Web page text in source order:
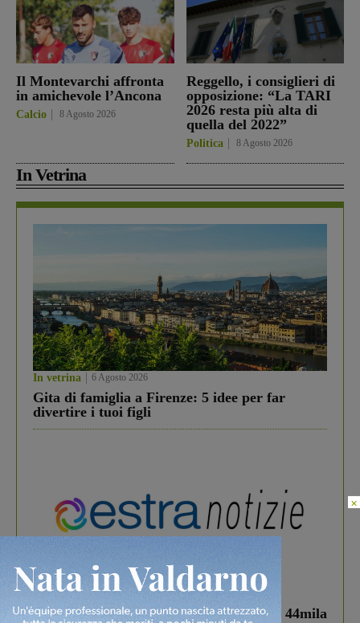
Il Montevarchi affronta
in amichevole l’Ancona
Calcio 8 Agosto 2026
Reggello, i consiglieri di
opposizione: “La TARI
2026 resta più alta di
quella del 2022”
Politica 8 Agosto 2026
In Vetrina
In vetrina 6 Agosto 2026
Gita di famiglia a Firenze: 5 idee per far
divertire i tuoi figli
In vetrina 3 Agosto 2026
Estra Notizie agosto: Smart Cities, oltre 44mila
×